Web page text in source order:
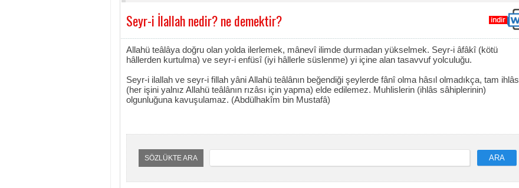
Seyr-i İlallah nedir? ne demektir?
Allahü teâlâya doğru olan yolda ilerlemek, mânevî ilimde durmadan yükselmek. Seyr-i âfâkî (kötü
hâllerden kurtulma) ve seyr-i enfüsî (iyi hâllerle süslenme) yi içine alan tasavvuf yolculuğu.
Seyr-i ilallah ve seyr-i fillah yâni Allahü teâlânın beğendiği şeylerde fânî olma hâsıl olmadıkça, tam ihlâs
(her işini yalnız Allahü teâlânın rızâsı için yapma) elde edilemez. Muhlislerin (ihlâs sâhiplerinin)
olgunluğuna kavuşulamaz. (Abdülhakîm bin Mustafâ)
SÖZLÜKTE ARA ARA